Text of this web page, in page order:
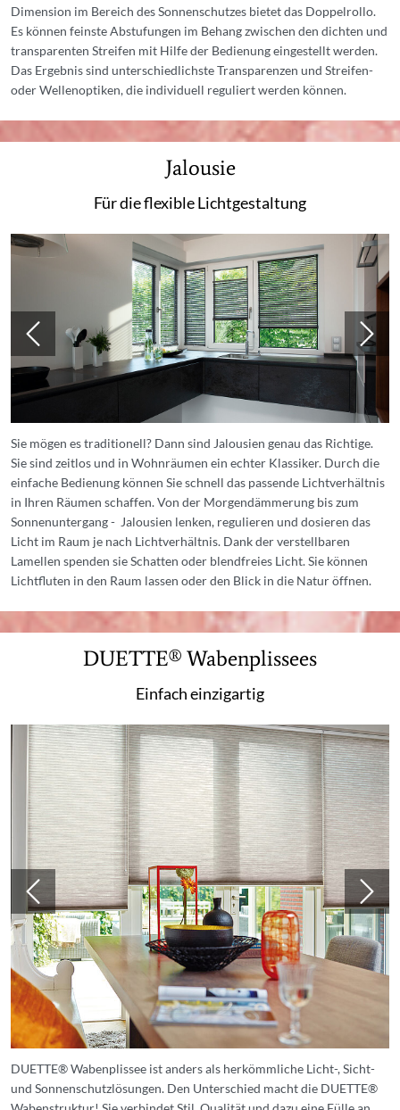
Dimension im Bereich des Sonnenschutzes bietet das Doppelrollo.
Es können feinste Abstufungen im Behang zwischen den dichten und
transparenten Streifen mit Hilfe der Bedienung eingestellt werden.
Das Ergebnis sind unterschiedlichste Transparenzen und Streifen-
oder Wellenoptiken, die individuell reguliert werden können.
Jalousie
Für die flexible Lichtgestaltung
Sie mögen es traditionell? Dann sind Jalousien genau das Richtige.
Sie sind zeitlos und in Wohnräumen ein echter Klassiker. Durch die
einfache Bedienung können Sie schnell das passende Lichtverhältnis
in Ihren Räumen schaffen. Von der Morgendämmerung bis zum
Sonnenuntergang - Jalousien lenken, regulieren und dosieren das
Licht im Raum je nach Lichtverhältnis. Dank der verstellbaren
Lamellen spenden sie Schatten oder blendfreies Licht. Sie können
Lichtfluten in den Raum lassen oder den Blick in die Natur öffnen.
DUETTE® Wabenplissees
Einfach einzigartig
DUETTE® Wabenplissee ist anders als herkömmliche Licht-, Sicht-
und Sonnenschutzlösungen. Den Unterschied macht die DUETTE®